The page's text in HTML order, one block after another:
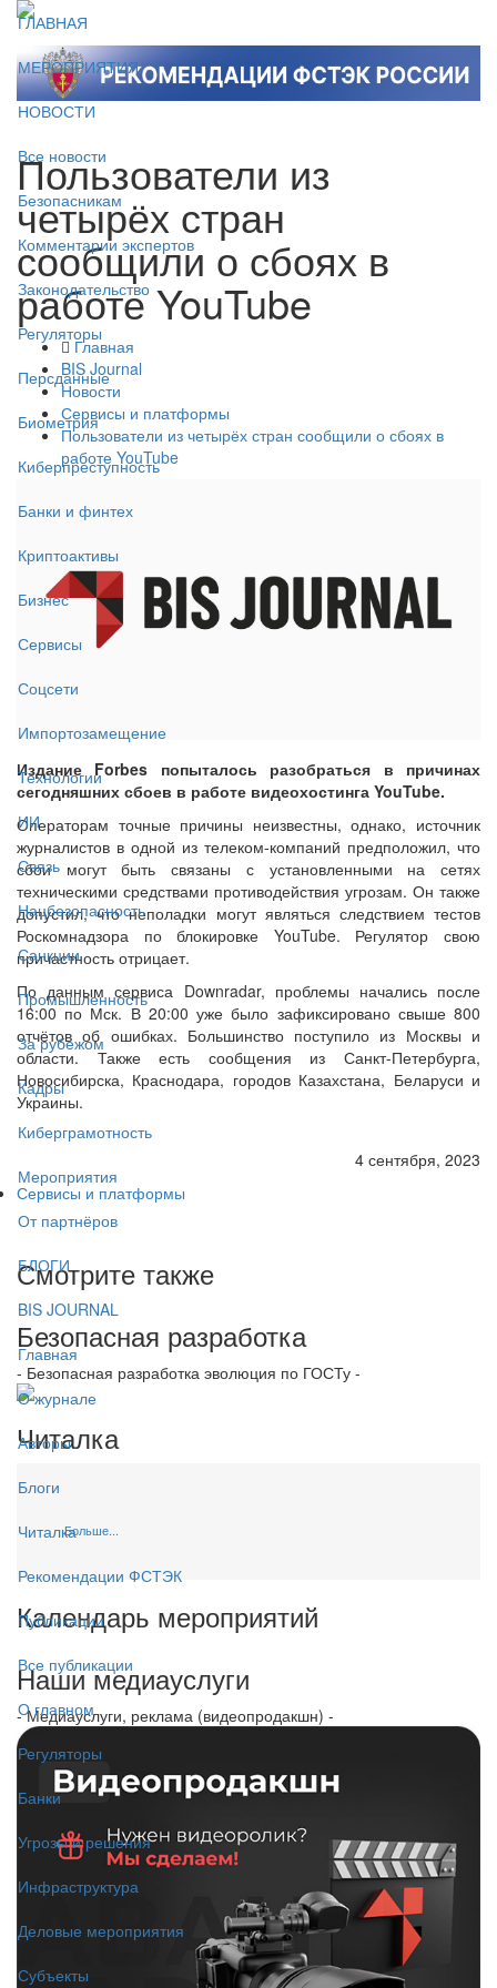
ГЛАВНАЯ
МЕРОПРИЯТИЯ
НОВОСТИ
Все новости
Безопасникам
Комментарии экспертов
Законодательство
Регуляторы
Персданные
Биометрия
Киберпреступность
Банки и финтех
Криптоактивы
Бизнес
Сервисы
Соцсети
Импортозамещение
Технологии
ИИ
Связь
Нацбезопасность
Санкции
Промышленность
За рубежом
Кадры
Киберграмотность
Мероприятия
От партнёров
БЛОГИ
BIS JOURNAL
Главная
О журнале
Авторы
Блоги
Читалка
Рекомендации ФСТЭК
Публикации
Все публикации
О главном
Регуляторы
Банки
Угрозы и решения
Инфраструктура
Деловые мероприятия
Субъекты
Пользователи из
четырёх стран
сообщили о сбоях в
работе YouTube
Главная
BIS Journal
Новости
Сервисы и платформы
Пользователи из четырёх стран сообщили о сбоях в
работе YouTube
Издание Forbes попыталось разобраться в причинах
сегодняшних сбоев в работе видеохостинга YouTube.
Операторам точные причины неизвестны, однако, источник
журналистов в одной из телеком-компаний предположил, что
сбои могут быть связаны с установленными на сетях
техническими средствами противодействия угрозам. Он также
допустил, что неполадки могут являться следствием тестов
Роскомнадзора по блокировке YouTube. Регулятор свою
причастность отрицает.
По данным сервиса Downradar, проблемы начались после
16:00 по Мск. В 20:00 уже было зафиксировано свыше 800
отчётов об ошибках. Большинство поступило из Москвы и
области. Также есть сообщения из Санкт-Петербурга,
Новосибирска, Краснодара, городов Казахстана, Беларуси и
Украины.
4 сентября, 2023
Сервисы и платформы
Смотрите также
Безопасная разработка
- Безопасная разработка эволюция по ГОСТу -
Читалка
Больше...
Календарь мероприятий
Наши медиауслуги
- Медиауслуги, реклама (видеопродакшн) -